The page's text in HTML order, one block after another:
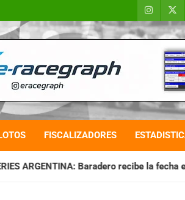
FISCALIZADORES
recibe la fecha especial con Invitados